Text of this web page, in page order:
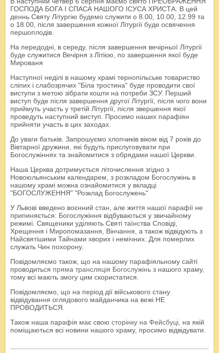
ГОСПОДА БОГА І СПАСА НАШОГО ІСУСА ХРИСТА. В цей
деннь Святу Літургію будемо служити о 8.00, 10.00, 12.99 та
о 18.00, після завершення кожної Літургії буде освячення
першоплодів.
На передодні, в середу, після завершення вечірньої Літургії
буде служитися Вечірня з Літією, по завершення якої буде
Мированя
Наступної неділі в нашому храмі тернопільське товариство
сліпих і слабозрячих "Біла тростина" буде проводити свої
виступи з метою зібрати кошти на потреби ЗСУ. Перший
виступ буде після завершення другої Літургії, після чого вони
приймуть участь у третій Літургії, після звершення якої
проведуть наступний виступ. Просимо наших парафіян
прийняти участь в цих заходах.
До уваги батьків. Запрошуємо хлопчиків віком від 7 років до
Вівтарної дружини, які будуть прислуговувати при
Богослужіннях та знайомитися з обрядами нашої Церкви.
Наша Церква дотримується літочислення згідно з
Новоюльянським календарем, з розкладом Богослужінь в
нашому храмі можна ознайомитися у вкладці
"БОГОСЛУЖЕННЯ" "Розклад Богослужень"
У Львові введено воєнний стан, але життя нашої парафії не
припиняється: Богослужіння відбуваються у звичайному
режимі. Священики уділяють Святі таїнства Сповіді,
Хрещення і Миропомазання, Вінчання, а також відвідують з
Найсвятішими Тайнами хворих і немічних. Для померлих
служать Чин похорону.
Повідомляємо також, що на нашому парафіяльному сайті
проводиться пряма трансляція Богослужінь з нашого храму,
тому всі мають змогу цим скористатися.
Повідомляємо, що на період дії військового стану
відвідування оглядового майданчика на вежі НЕ
ПРОВОДИТЬСЯ.
Також наша парафія має свою сторінку на Фейсбуці, на якій
поміщаються всі новини нашого храму, просимо відвідувати.